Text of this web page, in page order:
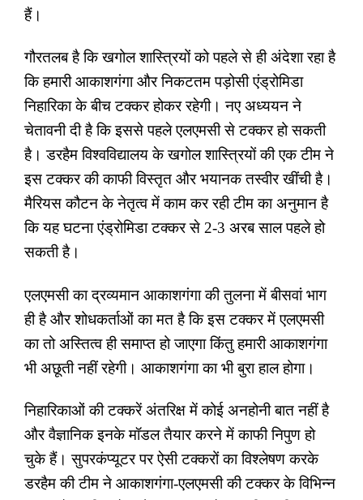
हैं।
गौरतलब है कि खगोल शास्त्रियों को पहले से ही अंदेशा रहा है
कि हमारी आकाशगंगा और निकटतम पड़ोसी एंड्रोमिडा
निहारिका के बीच टक्कर होकर रहेगी। नए अध्ययन ने
चेतावनी दी है कि इससे पहले एलएमसी से टक्कर हो सकती
है। डरहैम विश्वविद्यालय के खगोल शास्त्रियों की एक टीम ने
इस टक्कर की काफी विस्तृत और भयानक तस्वीर खींची है।
मैरियस कौटन के नेतृत्व में काम कर रही टीम का अनुमान है
कि यह घटना एंड्रोमिडा टक्कर से 2-3 अरब साल पहले हो
सकती है।
एलएमसी का द्रव्यमान आकाशगंगा की तुलना में बीसवां भाग
ही है और शोधकर्ताओं का मत है कि इस टक्कर में एलएमसी
का तो अस्तित्व ही समाप्त हो जाएगा किंतु हमारी आकाशगंगा
भी अछूती नहीं रहेगी। आकाशगंगा का भी बुरा हाल होगा।
निहारिकाओं की टक्करें अंतरिक्ष में कोई अनहोनी बात नहीं है
और वैज्ञानिक इनके मॉडल तैयार करने में काफी निपुण हो
चुके हैं। सुपरकंप्यूटर पर ऐसी टक्करों का विश्लेषण करके
डरहैम की टीम ने आकाशगंगा-एलएमसी की टक्कर के विभिन्न